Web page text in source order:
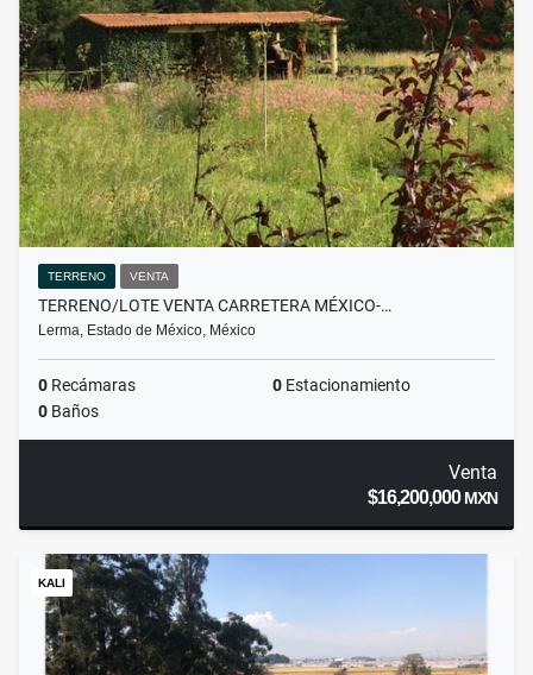
TERRENO VENTA
TERRENO/LOTE VENTA CARRETERA MÉXICO-…
Lerma, Estado de México, México
0 Recámaras 0 Estacionamiento
0 Baños
Venta
$16,200,000MXN
KALI